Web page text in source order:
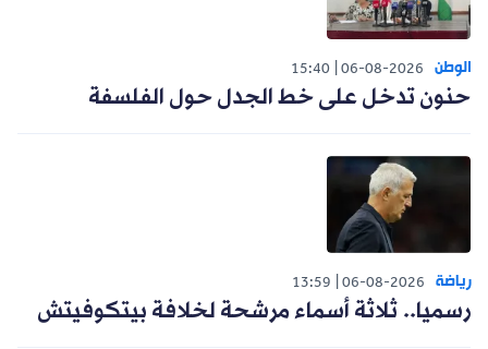
الوطن 06-08-2026
15:40
حنون تدخل على خط الجدل حول الفلسفة
رياضة 06-08-2026
13:59
رسميا.. ثلاثة أسماء مرشحة لخلافة بيتكوفيتش